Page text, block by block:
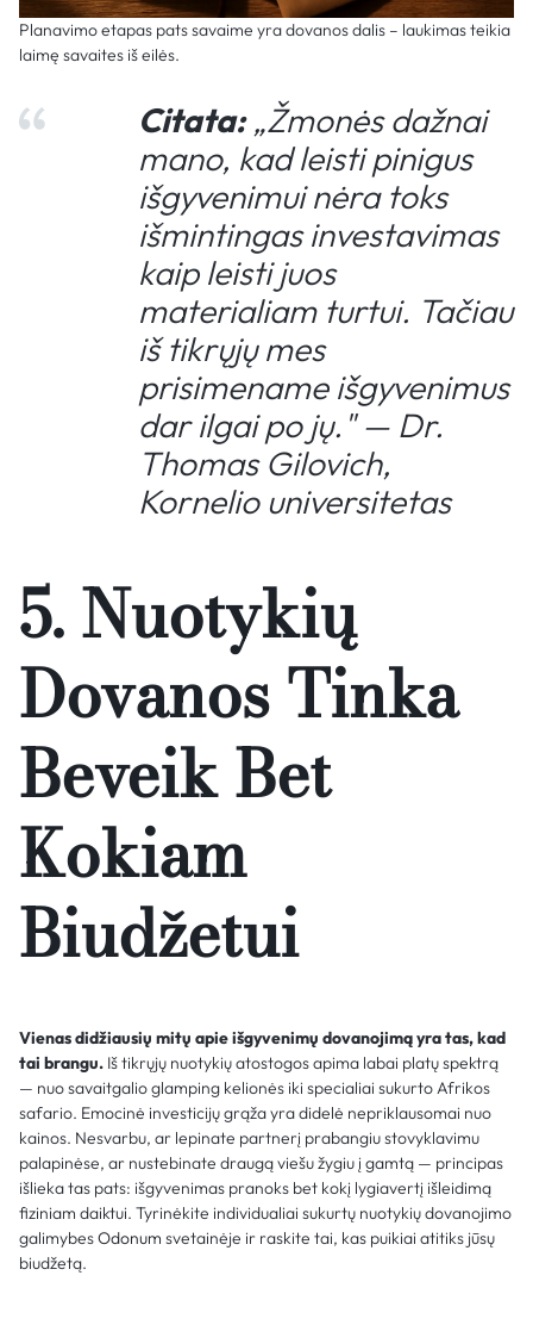
Planavimo etapas pats savaime yra dovanos dalis – laukimas teikia
laimę savaites iš eilės.
Citata:„Žmonės dažnai
mano, kad leisti pinigus
išgyvenimui nėra toks
išmintingas investavimas
kaip leisti juos
materialiam turtui. Tačiau
iš tikrųjų mes
prisimename išgyvenimus
dar ilgai po jų." — Dr.
Thomas Gilovich,
Kornelio universitetas
5. Nuotykių
Dovanos Tinka
Beveik Bet
Kokiam
Biudžetui
Vienas didžiausių mitų apie išgyvenimų dovanojimą yra tas, kad
tai brangu. Iš tikrųjų nuotykių atostogos apima labai platų spektrą
— nuo savaitgalio glamping kelionės iki specialiai sukurto Afrikos
safario. Emocinė investicijų grąža yra didelė nepriklausomai nuo
kainos. Nesvarbu, ar lepinate partnerį prabangiu stovyklavimu
palapinėse, ar nustebinate draugą viešu žygiu į gamtą — principas
išlieka tas pats: išgyvenimas pranoks bet kokį lygiavertį išleidimą
fiziniam daiktui. Tyrinėkite individualiai sukurtų nuotykių dovanojimo
galimybesOdonum svetainėje ir raskite tai, kas puikiai atitiks jūsų
biudžetą.